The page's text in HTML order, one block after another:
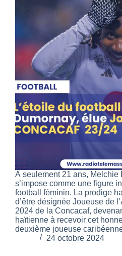
À seulement 21 ans, Melchie
s’impose comme une figure
football féminin. La prodige
d’être désignée Joueuse de
2024 de la Concacaf,
haïtienne à recevoir cet
deuxième joueuse
24 octobre 2024